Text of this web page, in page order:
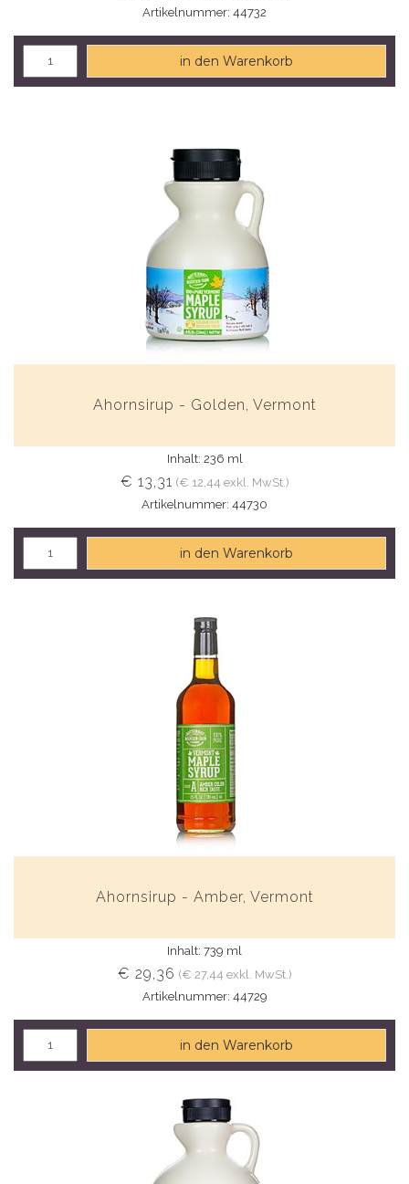
Artikelnummer: 44732
in den Warenkorb
Ahornsirup - Golden, Vermont
Inhalt: 236 ml
€ 13,31 (€ 12,44 exkl. MwSt.)
Artikelnummer: 44730
in den Warenkorb
Ahornsirup - Amber, Vermont
Inhalt: 739 ml
€ 29,36 (€ 27,44 exkl. MwSt.)
Artikelnummer: 44729
in den Warenkorb